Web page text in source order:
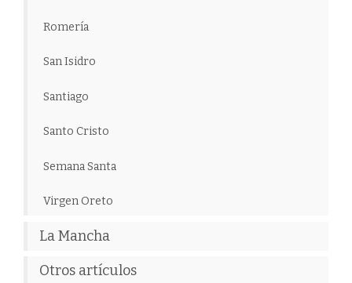
Romería
San Isidro
Santiago
Santo Cristo
Semana Santa
Virgen Oreto
La Mancha
Otros artículos